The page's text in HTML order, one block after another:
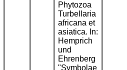
Phytozoa
Turbellaria
africana et
asiatica. In:
Hemprich
und
Ehrenberg
"Symbolae